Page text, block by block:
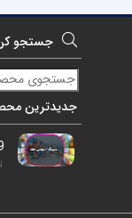
جستجو
جدیدترین